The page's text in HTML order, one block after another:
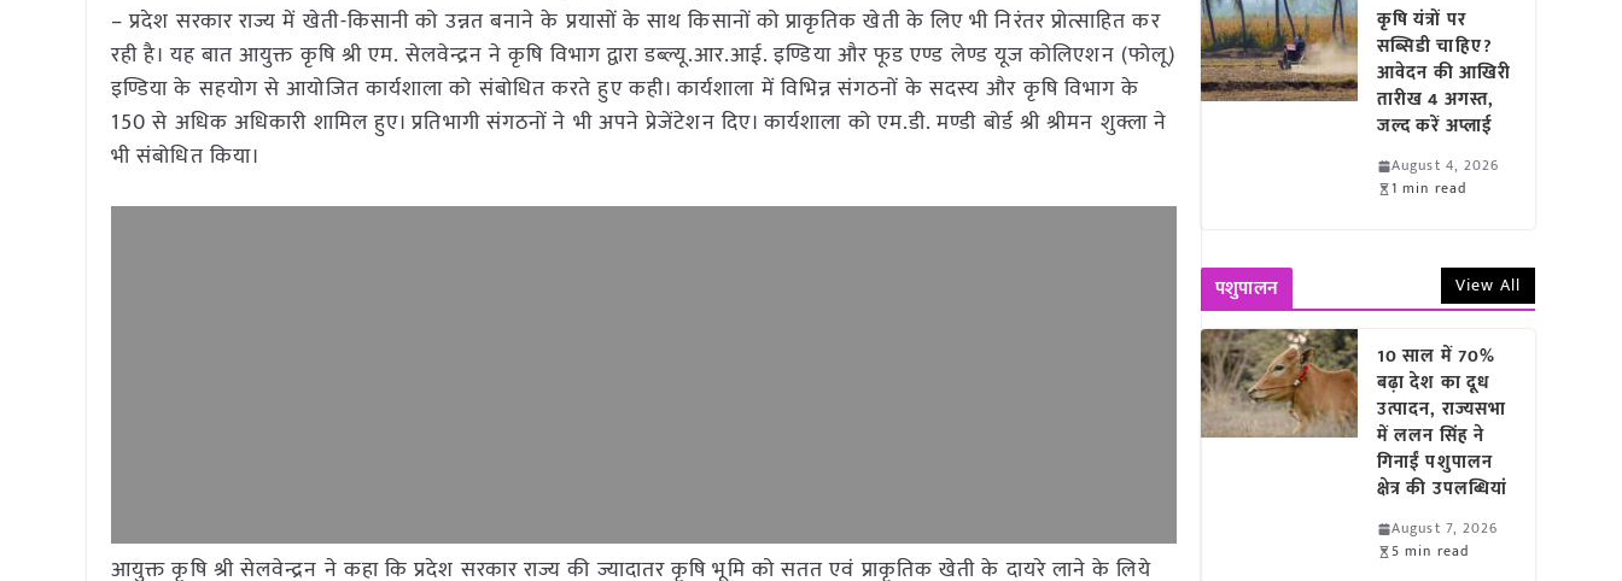
– प्रदेश सरकार राज्य में खेती-किसानी को उन्नत बनाने के प्रयासों के साथ किसानों को प्राकृतिक खेती के लिए भी निरंतर प्रोत्साहित कर
रही है। यह बात आयुक्त कृषि श्री एम. सेलवेन्द्रन ने कृषि विभाग द्वारा डब्ल्यू.आर.आई. इण्डिया और फूड एण्ड लेण्ड यूज कोलिएशन (फोलू)
इण्डिया के सहयोग से आयोजित कार्यशाला को संबोधित करते हुए कही। कार्यशाला में विभिन्न संगठनों के सदस्य और कृषि विभाग के
150 से अधिक अधिकारी शामिल हुए। प्रतिभागी संगठनों ने भी अपने प्रेजेंटेशन दिए। कार्यशाला को एम.डी. मण्डी बोर्ड श्री श्रीमन शुक्ला ने
भी संबोधित किया।
आयुक्त कृषि श्री सेलवेन्द्रन ने कहा कि प्रदेश सरकार राज्य की ज्यादातर कृषि भूमि को सतत एवं प्राकृतिक खेती के दायरे लाने के लिये
कृषि यंत्रों पर
सब्सिडी चाहिए?
आवेदन की आखिरी
तारीख 4 अगस्त,
जल्द करें अप्लाई
August 4, 2026
1 min read
पशुपालन View All
10 साल में 70%
बढ़ा देश का दूध
उत्पादन, राज्यसभा
में ललन सिंह ने
गिनाईं पशुपालन
क्षेत्र की उपलब्धियां
August 7, 2026
5 min read